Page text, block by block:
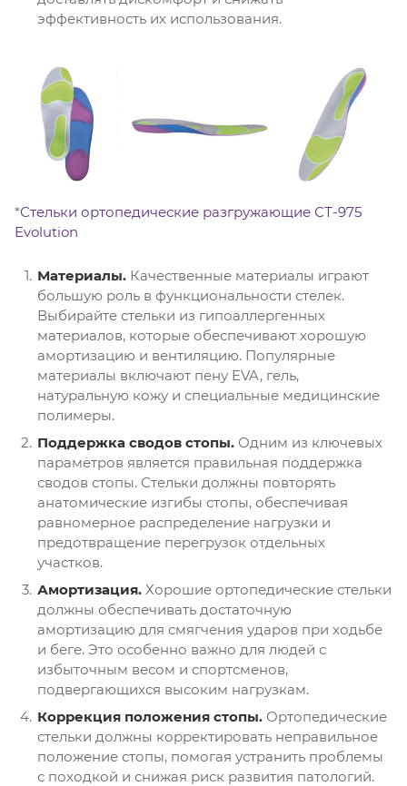
эффективность их использования.
*Стельки ортопедические разгружающие СТ-975
Evolution
Материалы. Качественные материалы играют
большую роль в функциональности стелек.
Выбирайте стельки из гипоаллергенных
материалов, которые обеспечивают хорошую
амортизацию и вентиляцию. Популярные
материалы включают пену EVA, гель,
натуральную кожу и специальные медицинские
полимеры.
Поддержка сводов стопы. Одним из ключевых
параметров является правильная поддержка
сводов стопы. Стельки должны повторять
анатомические изгибы стопы, обеспечивая
равномерное распределение нагрузки и
предотвращение перегрузок отдельных
участков.
Амортизация. Хорошие ортопедические стельки
должны обеспечивать достаточную
амортизацию для смягчения ударов при ходьбе
и беге. Это особенно важно для людей с
избыточным весом и спортсменов,
подвергающихся высоким нагрузкам.
Коррекция положения стопы. Ортопедические
стельки должны корректировать неправильное
положение стопы, помогая устранить проблемы
с походкой и снижая риск развития патологий.